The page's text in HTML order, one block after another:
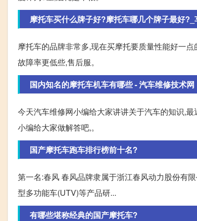
摩托车买什么牌子好?摩托车哪几个牌子最好?_
摩托车的品牌非常多,现在买摩托要质量性能好一
故障率更低些,售后服。
国内知名的摩托车机车有哪些 - 汽车维修技术网
今天汽车维修网小编给大家讲讲关于汽车的知识,
小编给大家做解答吧,。
国产摩托车跑车排行榜前十名?
第一名:春风 春风品牌隶属于浙江春风动力股份有
型多功能车(UTV)等产品研...
有哪些堪称经典的国产摩托车?